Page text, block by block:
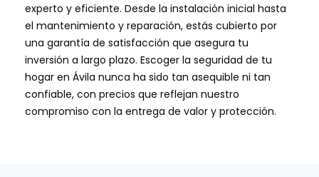
experto y eficiente. Desde la instalación inicial hasta
el mantenimiento y reparación, estás cubierto por
una garantía de satisfacción que asegura tu
inversión a largo plazo. Escoger la seguridad de tu
hogar en Ávila nunca ha sido tan asequible ni tan
confiable, con precios que reflejan nuestro
compromiso con la entrega de valor y protección.